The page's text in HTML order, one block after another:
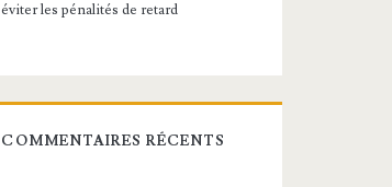
éviter les pénalités de retard
COMMENTAIRES RÉCENTS